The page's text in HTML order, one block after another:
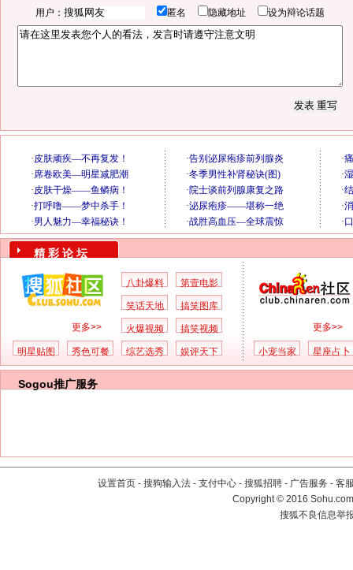
用户： 匿名 隐藏地址 设为辩论话题
精 彩 论 坛
更多>>
八卦爆料 第壹电影
笑话天地 搞笑图库
火爆视频 搞笑视频
明星贴图 秀色可餐 综艺选秀 娱评天下
更多>>
小宠当家 星座占卜
Sogou推广服务
设置首页 - 搜狗输入法 - 支付中心 - 搜狐招聘 - 广告服务 - 客
Copyright©2016
搜狐不良信息举